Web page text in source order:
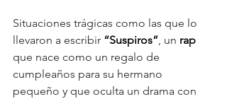
Situaciones trágicas como las que lo
llevaron a escribir “Suspiros”, un rap
que nace como un regalo de
cumpleaños para su hermano
pequeño y que oculta un drama con